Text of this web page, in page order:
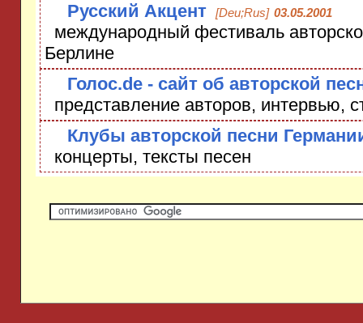
Русский Акцент
[Deu;Rus] 03.05.2001
международный фестиваль
Берлине
Голос.de - сайт об авторской
представление авторов, интервью,
Клубы авторской песни
концерты, тексты песен